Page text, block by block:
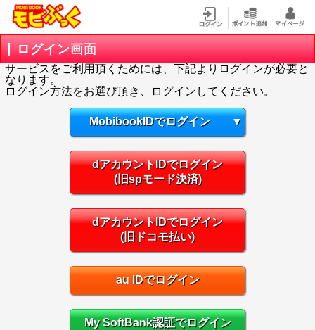
ログイン画面
サービスをご利用頂くためには、下記よりログインが必要と
なります。
ログイン方法をお選び頂き、ログインしてください。
MobibookIDでログイン ▼
dアカウントIDでログイン
(旧spモード決済)
dアカウントIDでログイン
(旧ドコモ払い)
au IDでログイン
My SoftBank認証でログイン